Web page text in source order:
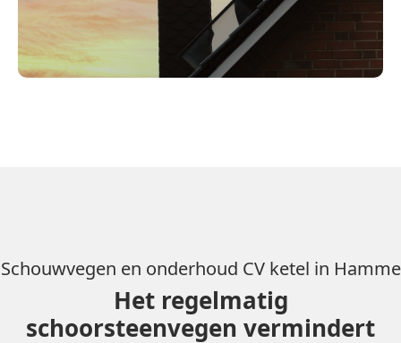
Schouwvegen en onderhoud CV ketel in Hamme
Het regelmatig
schoorsteenvegen vermindert